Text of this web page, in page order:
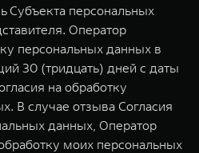
Субъекта персональных
Оператор
персональных данных в
30 (тридцать) дней с даты
на обработку
В случае отзыва Согласия
данных, Оператор
моих персональных